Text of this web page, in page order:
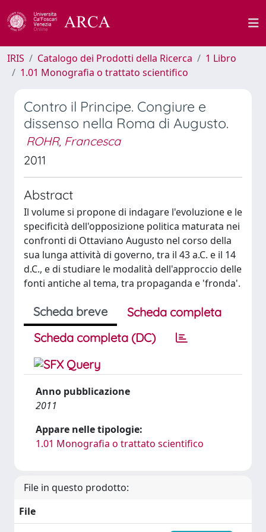
IRIS Catalogo dei Prodotti della Ricerca
1 Libro
1.01 Monografia o trattato scientifico
Contro il Principe. Congiure e
dissenso nella Roma di Augusto.
ROHR, Francesca
2011
Abstract
Il volume si propone di indagare l'evoluzione e le
specificità dell'opposizione politica maturata nei
confronti di Ottaviano Augusto nel corso della
sua lunga attività di governo, tra il 43 a.C. e il 14
d.C., e di studiare le modalità dell'approccio delle
fonti antiche al tema, tra propaganda e 'fronda'.
Scheda breve
Scheda completa
Scheda completa (DC)
Anno pubblicazione
2011
Appare nelle tipologie:
1.01 Monografia o trattato scientifico
File in questo prodotto:
File